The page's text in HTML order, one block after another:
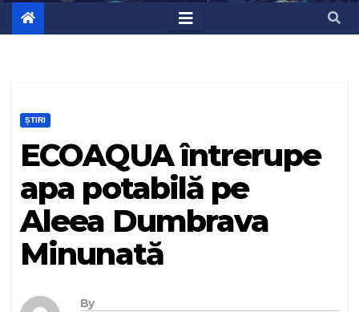
ȘTIRI
ECOAQUA întrerupe
apa potabilă pe
Aleea Dumbrava
Minunată
By